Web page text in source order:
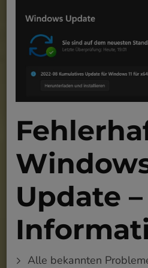
Windows
Update
Alle bekannten